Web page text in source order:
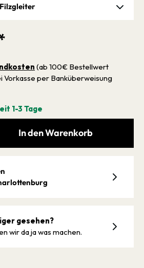
(ab 100€ Bestellwert
per Banküberweisung
1-3 Tage
Filzgleiter
In den Warenkorb
gesehen?
wir da ja was machen.